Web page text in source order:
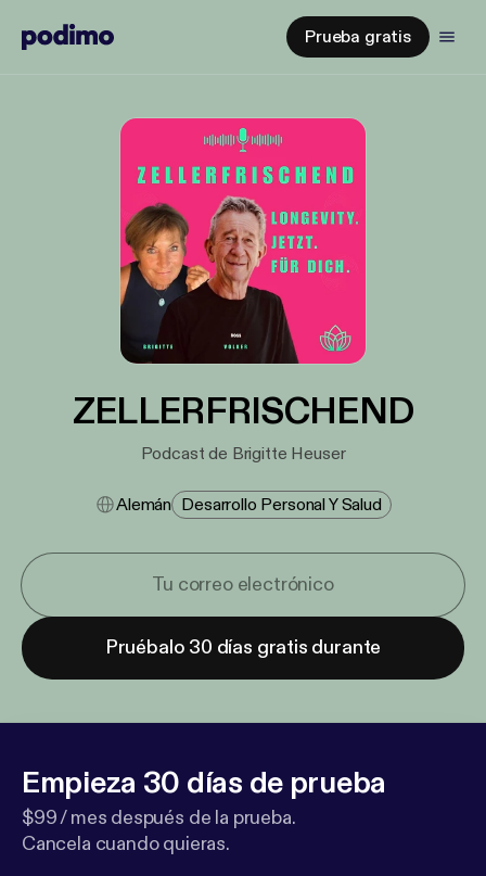
Prueba gratis
ZELLERFRISCHEND
Podcast de Brigitte Heuser
Alemán Desarrollo Personal Y Salud
Pruébalo 30 días gratis durante
Empieza 30 días de prueba
$99 / mes después de la prueba.
Cancela cuando quieras.